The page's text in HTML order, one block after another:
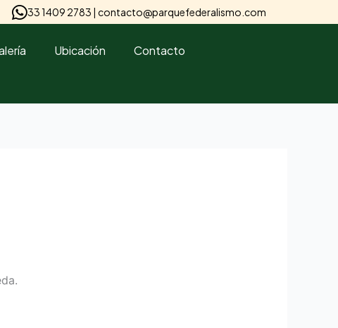
33 1409 2783 | contacto@parquefederalismo.com
Ubicación Contacto